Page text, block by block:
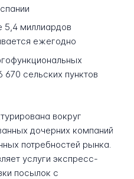
5,4 миллиардов
ежегодно
670 сельских пунктов
вокруг
дочерних компаний
потребностей рынка.
услуги экспресс-
посылок с